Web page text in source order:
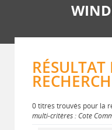
RÉSULTAT
0 titres trouvés pour la
multi-critères : Cote